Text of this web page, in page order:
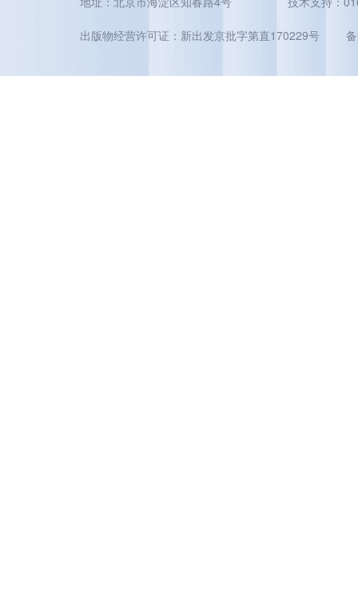
出版物经营许可证：新出发京批字第直170229号